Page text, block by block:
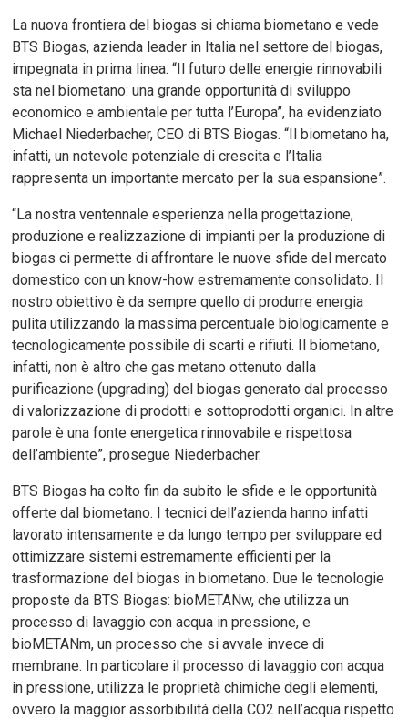
La nuova frontiera del biogas si chiama biometano e vede
BTS Biogas, azienda leader in Italia nel settore del biogas,
impegnata in prima linea. “Il futuro delle energie rinnovabili
sta nel biometano: una grande opportunità di sviluppo
economico e ambientale per tutta l’Europa”, ha evidenziato
Michael Niederbacher, CEO di BTS Biogas. “Il biometano ha,
infatti, un notevole potenziale di crescita e l’Italia
rappresenta un importante mercato per la sua espansione”.
“La nostra ventennale esperienza nella progettazione,
produzione e realizzazione di impianti per la produzione di
biogas ci permette di affrontare le nuove sfide del mercato
domestico con un know-how estremamente consolidato. Il
nostro obiettivo è da sempre quello di produrre energia
pulita utilizzando la massima percentuale biologicamente e
tecnologicamente possibile di scarti e rifiuti. Il biometano,
infatti, non è altro che gas metano ottenuto dalla
purificazione (upgrading) del biogas generato dal processo
di valorizzazione di prodotti e sottoprodotti organici. In altre
parole è una fonte energetica rinnovabile e rispettosa
dell’ambiente”, prosegue Niederbacher.
BTS Biogas ha colto fin da subito le sfide e le opportunità
offerte dal biometano. I tecnici dell’azienda hanno infatti
lavorato intensamente e da lungo tempo per sviluppare ed
ottimizzare sistemi estremamente efficienti per la
trasformazione del biogas in biometano. Due le tecnologie
proposte da BTS Biogas: bioMETANw, che utilizza un
processo di lavaggio con acqua in pressione, e
bioMETANm, un processo che si avvale invece di
membrane. In particolare il processo di lavaggio con acqua
in pressione, utilizza le proprietà chimiche degli elementi,
ovvero la maggior assorbibilitá della CO2 nell’acqua rispetto